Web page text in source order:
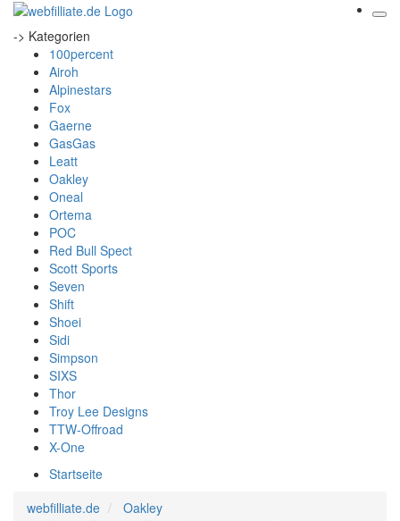
-> Kategorien
100percent
Airoh
Alpinestars
Fox
Gaerne
GasGas
Leatt
Oakley
Oneal
Ortema
POC
Red Bull Spect
Scott Sports
Seven
Shift
Shoei
Sidi
Simpson
SIXS
Thor
Troy Lee Designs
TTW-Offroad
X-One
Startseite
webfilliate.de
Oakley